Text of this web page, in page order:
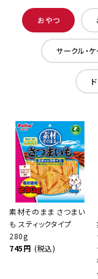
おやつ
サークル・
素材そのまま さつまい
も スティックタイプ
280g
745円 (税込)